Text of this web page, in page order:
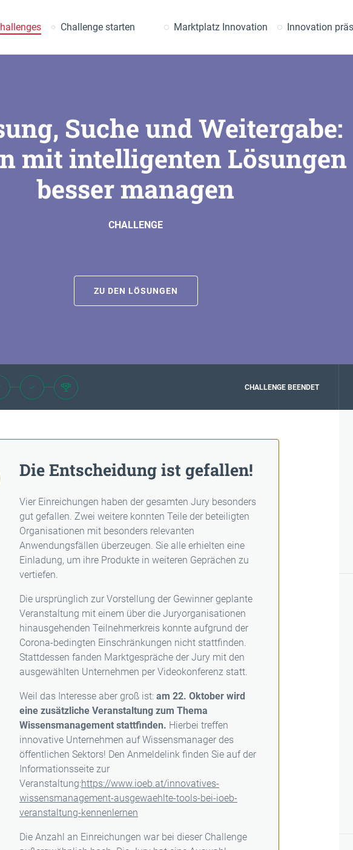
Challenge starten Marktplatz Innovation Innovation
Suche und Weitergabe:
mit intelligenten Lösungen
besser managen
CHALLENGE
ZU DEN LÖSUNGEN
CHALLENGE BEENDET
Die Entscheidung ist gefallen!
Vier Einreichungen haben der gesamten Jury besonders
gut gefallen. Zwei weitere konnten Teile der beteiligten
Organisationen mit besonders relevanten
Anwendungsfällen überzeugen. Sie alle erhielten eine
Einladung, um ihre Produkte in weiteren Geprächen zu
vertiefen.
Die ursprünglich zur Vorstellung der Gewinner geplante
Veranstaltung mit einem über die Juryorganisationen
hinausgehenden Teilnehmerkreis konnte aufgrund der
Corona-bedingten Einschränkungen nicht stattfinden.
Stattdessen fanden Marktgespräche der Jury mit den
ausgewählten Unternehmen per Videokonferenz statt.
Weil das Interesse aber groß ist: am 22. Oktober wird
eine zusätzliche Veranstaltung zum Thema
Wissensmanagement stattfinden. Hierbei treffen
innovative Unternehmen auf Wissensmanager des
öffentlichen Sektors! Den Anmeldelink finden Sie auf der
Informationsseite zur
Veranstaltung:https://www.ioeb.at/innovatives-
wissensmanagement-ausgewaehlte-tools-bei-ioeb-
veranstaltung-kennenlernen
Die Anzahl an Einreichungen war bei dieser Challenge